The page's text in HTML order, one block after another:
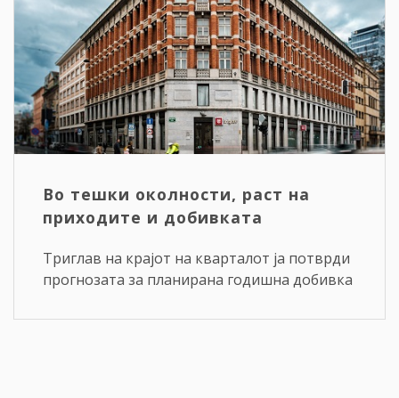
Во тешки околности, раст на
приходите и добивката
Триглав на крајот на кварталот ја потврди
прогнозата за планирана годишна добивка